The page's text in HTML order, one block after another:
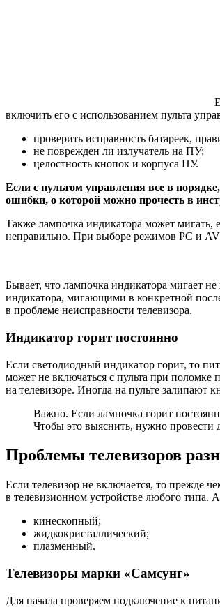
включить его с использованием пульта
проверить исправность батареек,
не поврежден ли излучатель на ПУ;
целостность кнопок и корпуса ПУ.
Если с пультом управления все в
ошибки, о которой можно прочесть в
Также лампочка индикатора может
неправильно. При выборе режимов PC и
Бывает, что лампочка индикатора мигает
индикатора, мигающими в конкретной
в проблеме неисправности телевизора.
Индикатор горит постоянно
Если светодиодный индикатор горит, то
может не включаться с пульта при поломке
на телевизоре. Иногда на пульте залипают
Важно. Если лампочка горит
Чтобы это выяснить, нужно провести
Проблемы телевизоров
Если телевизор не включается, то прежде
в телевизионном устройстве любого
кинескопный;
жидкокристаллический;
плазменный.
Телевизоры марки «Самсунг»
Для начала проверяем подключение к